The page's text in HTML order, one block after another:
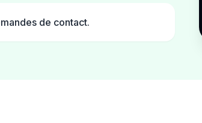
de contact.